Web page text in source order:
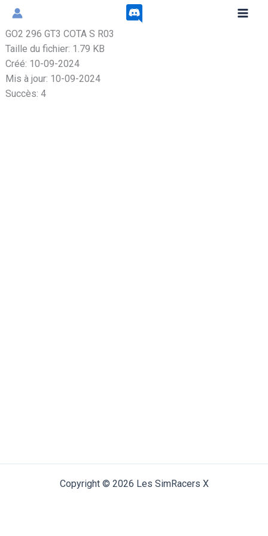
Aller
contenu
GO2 296 GT3 COTA S R03
Taille du fichier: 1.79 KB
Créé: 10-09-2024
Mis à jour: 10-09-2024
Succès: 4
Copyright © 2026 Les SimRacers X